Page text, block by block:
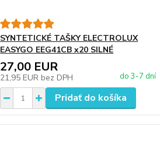
SYNTETICKÉ TAŠKY ELECTROLUX
EASYGO EEG41CB x20 SILNÉ
27,00 EUR
21,95 EUR bez DPH do 3-7 dní
Pridať do košíka